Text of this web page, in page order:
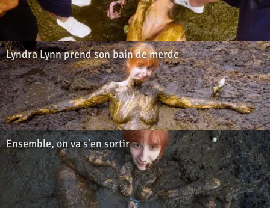
Lyndra Lynn prend son bain de merde
Ensemble, on va s'en sortir